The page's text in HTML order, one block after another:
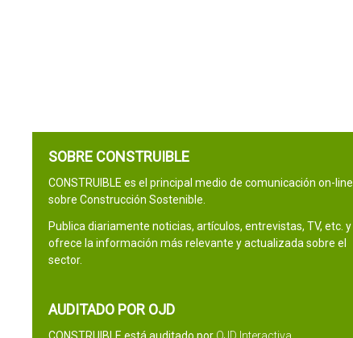
SOBRE CONSTRUIBLE
CONSTRUIBLE es el principal medio de comunicación on-line
sobre Construcción Sostenible.
Publica diariamente noticias, artículos, entrevistas, TV, etc. y
ofrece la información más relevante y actualizada sobre el
sector.
AUDITADO POR OJD